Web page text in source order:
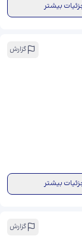
بیشتر
گزارش
بیشتر
گزارش